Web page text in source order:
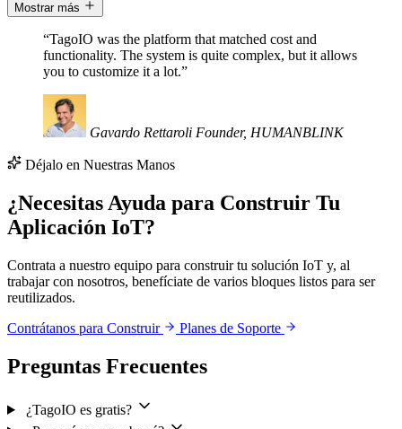
Mostrar más
“TagoIO was the platform that matched cost and
functionality. The system is quite complex, but it allows
you to customize it a lot.”
Gavardo Rettaroli Founder, HUMANBLINK
Déjalo en Nuestras Manos
¿Necesitas Ayuda para Construir Tu
Aplicación IoT?
Contrata a nuestro equipo para construir tu solución IoT y, al
trabajar con nosotros, benefíciate de varios bloques listos para ser
reutilizados.
Contrátanos para Construir
Planes de Soporte
Preguntas Frecuentes
¿TagoIO es gratis?